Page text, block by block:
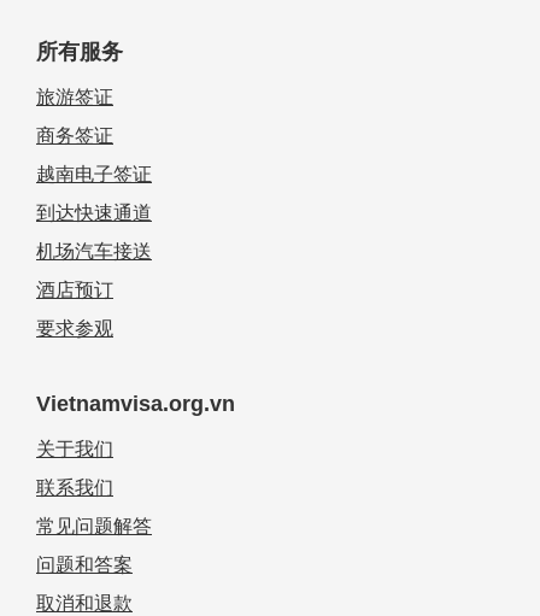
所有服务
旅游签证
商务签证
越南电子签证
到达快速通道
机场汽车接送
酒店预订
要求参观
Vietnamvisa.org.vn
关于我们
联系我们
常见问题解答
问题和答案
取消和退款